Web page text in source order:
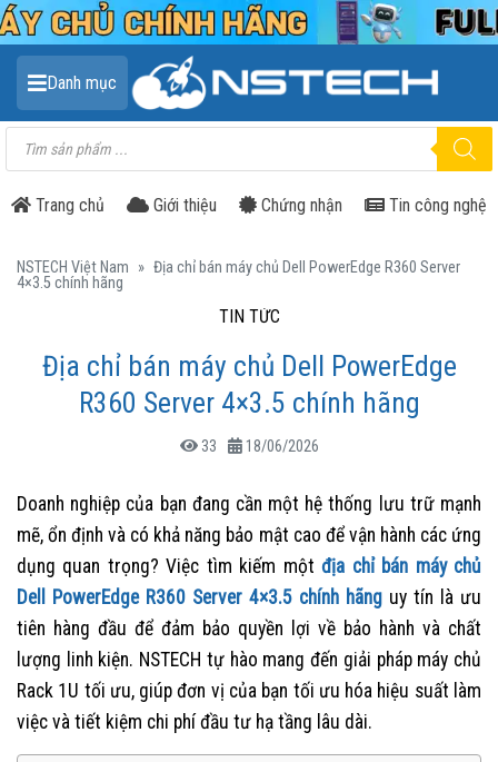
Danh mục
Tìm
kiếm
sản
Trang chủ
Giới thiệu Chứng nhận Tin công nghệ
NSTECH Việt Nam » Địa chỉ bán máy chủ Dell PowerEdge R360 Server
4×3.5 chính hãng
TIN TỨC
Địa chỉ bán máy chủ Dell PowerEdge
R360 Server 4×3.5 chính hãng
33 18/06/2026
Doanh nghiệp của bạn đang cần một hệ thống lưu trữ mạnh
mẽ, ổn định và có khả năng bảo mật cao để vận hành các ứng
dụng quan trọng? Việc tìm kiếm mộtđịa chỉ bán máy chủ
Dell PowerEdge R360 Server 4×3.5 chính hãng uy tín là ưu
tiên hàng đầu để đảm bảo quyền lợi về bảo hành và chất
lượng linh kiện. NSTECH tự hào mang đến giải pháp máy chủ
Rack 1U tối ưu, giúp đơn vị của bạn tối ưu hóa hiệu suất làm
việc và tiết kiệm chi phí đầu tư hạ tầng lâu dài.